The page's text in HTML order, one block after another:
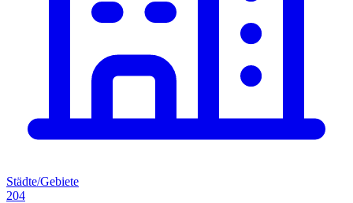
Städte/Gebiete
204